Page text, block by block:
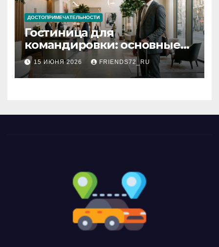
ДОСТОПРИМЕЧАТЕЛЬНОСТИ
Гостиница для
командировки: основные
критерии выбора
15 ИЮНЯ 2026 FRIENDS72_RU